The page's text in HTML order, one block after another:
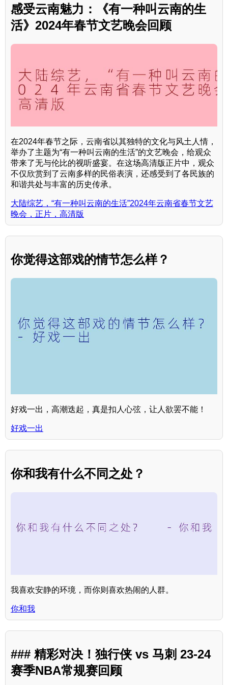
感受云南魅力：《有一种叫云南的生
活》2024年春节文艺晚会回顾
在2024年春节之际，云南省以其独特的文化与风土人情，
举办了主题为“有一种叫云南的生活”的文艺晚会，给观众
带来了无与伦比的视听盛宴。在这场高清版正片中，观众
不仅欣赏到了云南多样的民俗表演，还感受到了各民族的
和谐共处与丰富的历史传承。
大陆综艺，“有一种叫云南的生活”2024年云南省春节文艺
晚会，正片，高清版
你觉得这部戏的情节怎么样？
好戏一出，高潮迭起，真是扣人心弦，让人欲罢不能！
好戏一出
你和我有什么不同之处？
我喜欢安静的环境，而你则喜欢热闹的人群。
你和我
### 精彩对决！独行侠 vs 马刺 23-24
赛季NBA常规赛回顾